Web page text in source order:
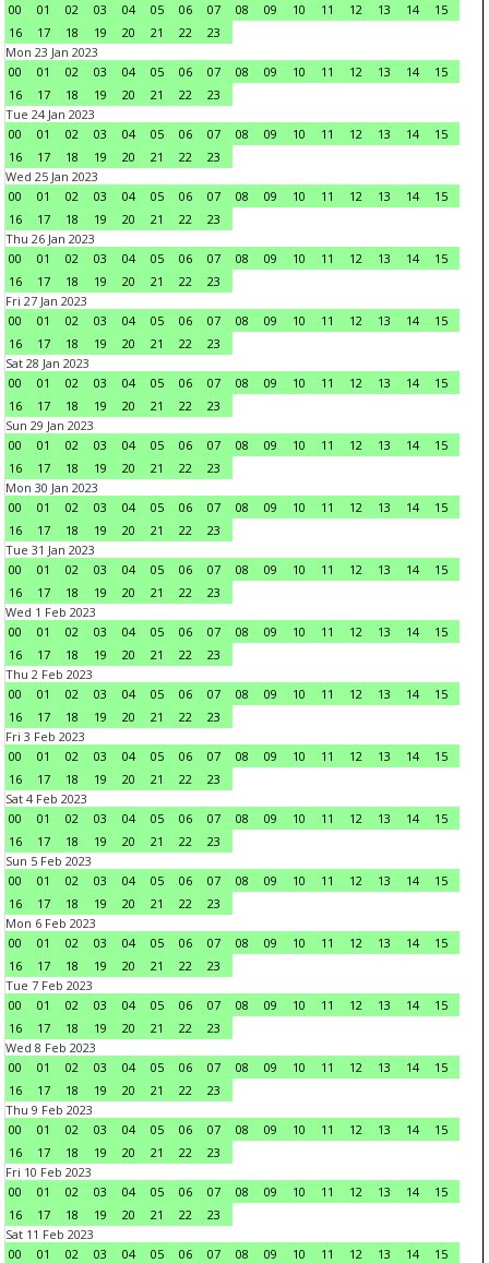
00
01 02 03 04 05 06 07 08 09 10 11 12 13 14
15
16
17 18 19 20 21 22
23
Mon 23 Jan 2023
00
01 02 03 04 05 06 07 08 09 10 11 12 13 14
15
16
17 18 19 20 21 22
23
Tue 24 Jan 2023
00
01 02 03 04 05 06 07 08 09 10 11 12 13 14
15
16
17 18 19 20 21 22
23
Wed 25 Jan 2023
00
01 02 03 04 05 06 07 08 09 10 11 12 13 14
15
16
17 18 19 20 21 22
23
Thu 26 Jan 2023
00
01 02 03 04 05 06 07 08 09 10 11 12 13 14
15
16
17 18 19 20 21 22
23
Fri 27 Jan 2023
00
01 02 03 04 05 06 07 08 09 10 11 12 13 14
15
16
17 18 19 20 21 22
23
Sat 28 Jan 2023
00
01 02 03 04 05 06 07 08 09 10 11 12 13 14
15
16
17 18 19 20 21 22
23
Sun 29 Jan 2023
00
01 02 03 04 05 06 07 08 09 10 11 12 13 14
15
16
17 18 19 20 21 22
23
Mon 30 Jan 2023
00
01 02 03 04 05 06 07 08 09 10 11 12 13 14
15
16
17 18 19 20 21 22
23
Tue 31 Jan 2023
00
01 02 03 04 05 06 07 08 09 10 11 12 13 14
15
16
17 18 19 20 21 22
23
Wed 1 Feb 2023
00
01 02 03 04 05 06 07 08 09 10 11 12 13 14
15
16
17 18 19 20 21 22
23
Thu 2 Feb 2023
00
01 02 03 04 05 06 07 08 09 10 11 12 13 14
15
16
17 18 19 20 21 22
23
Fri 3 Feb 2023
00
01 02 03 04 05 06 07 08 09 10 11 12 13 14
15
16
17 18 19 20 21 22
23
Sat 4 Feb 2023
00
01 02 03 04 05 06 07 08 09 10 11 12 13 14
15
16
17 18 19 20 21 22
23
Sun 5 Feb 2023
00
01 02 03 04 05 06 07 08 09 10 11 12 13 14
15
16
17 18 19 20 21 22
23
Mon 6 Feb 2023
00
01 02 03 04 05 06 07 08 09 10 11 12 13 14
15
16
17 18 19 20 21 22
23
Tue 7 Feb 2023
00
01 02 03 04 05 06 07 08 09 10 11 12 13 14
15
16
17 18 19 20 21 22
23
Wed 8 Feb 2023
00
01 02 03 04 05 06 07 08 09 10 11 12 13 14
15
16
17 18 19 20 21 22
23
Thu 9 Feb 2023
00
01 02 03 04 05 06 07 08 09 10 11 12 13 14
15
16
17 18 19 20 21 22
23
Fri 10 Feb 2023
00
01 02 03 04 05 06 07 08 09 10 11 12 13 14
15
16
17 18 19 20 21 22
23
Sat 11 Feb 2023
00
01 02 03 04 05 06 07 08 09 10 11 12 13 14
15